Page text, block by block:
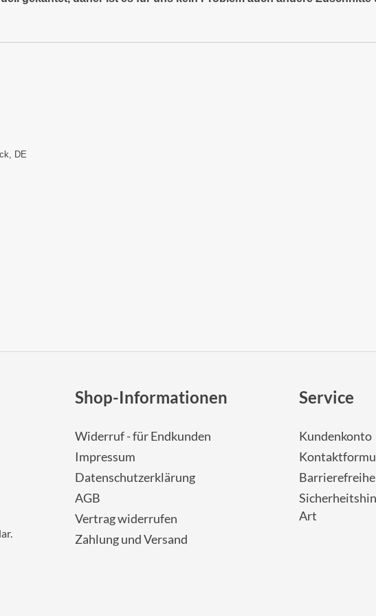
DE
.
Shop-Informationen
Widerruf - für Endkunden
Impressum
Datenschutzerklärung
AGB
Vertrag widerrufen
Zahlung und Versand
Service
Kundenkonto
Art